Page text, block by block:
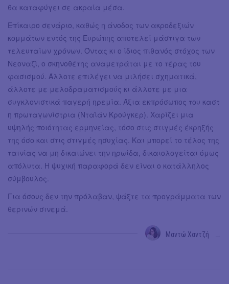
θα καταφύγει σε ακραία μέσα.
Επίκαιρο σενάριο, καθώς η άνοδος των ακροδεξιών
κομμάτων εντός της Ευρώπης αποτελεί μάστιγα των
τελευταίων χρόνων. Όντας κι ο ίδιος πιθανός στόχος των
Νεοναζί, ο σκηνοθέτης αναμετράται με το τέρας του
φασισμού. Άλλοτε επιλέγει να μιλήσει σχηματικά,
άλλοτε με μελοδραματισμούς κι άλλοτε με μια
συγκλονιστικά παγερή ηρεμία. Άξια εκπρόσωπος του καστ
η πρωταγωνίστρια (Νταϊάν Κρούγκερ). Χαρίζει μια
υψηλής ποιότητας ερμηνείας, τόσο στις στιγμές έκρηξής
της όσο και στις στιγμές ησυχίας. Και μπορεί το τέλος της
ταινίας να μη δικαιώνει την ηρωίδα, δικαιολογείται όμως
απόλυτα. Η ψυχική παραφορά δεν είναι ο κατάλληλος
σύμβουλος.
Για όσους δεν την πρόλαβαν, ψάξτε τα προγράμματα των
θερινών σινεμά.
Μαντώ Χαντζή